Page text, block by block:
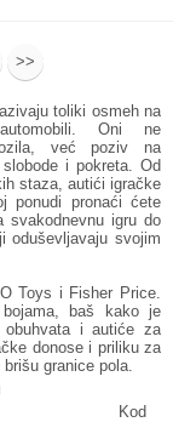
>>
toliki osmeh na
Oni ne
već poziv na
i pokreta. Od
staza, autići igračke
ponudi pronaći ćete
svakodnevnu igru do
oduševljavaju svojim
Toys i Fisher Price.
baš kako je
obuhvata i autiće za
donose i priliku za
granice pola.
Kod